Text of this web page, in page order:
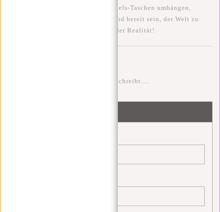
Also lassen Sie uns unsere New Rebels-Taschen umhängen,
unsere Selbstsicherheit bewahren und bereit sein, der Welt zu
begegnen - willkommen zurück in der Realität!
Sei der erste der einen Kommentar schreibt....